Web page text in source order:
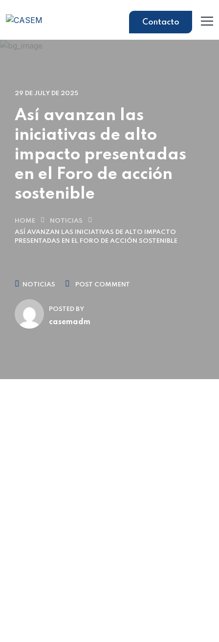
Contacto
29 DE JULY DE 2025
Así avanzan las
iniciativas de alto
impacto presentadas
en el Foro de acción
sostenible
HOME
NOTICIAS
ASÍ AVANZAN LAS INICIATIVAS DE ALTO IMPACTO
PRESENTADAS EN EL FORO DE ACCIÓN SOSTENIBLE
NOTICIAS POST COMMENT
POSTED BY
casemadm